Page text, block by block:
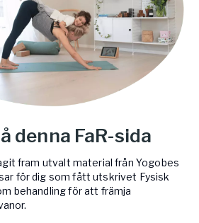
denna FaR-sida
fram utvalt material från Yogobes
för dig som fått utskrivet Fysisk
behandling för att främja